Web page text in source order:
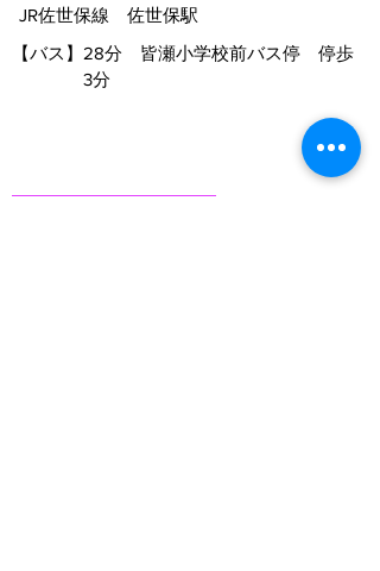
JR佐世保線 佐世保駅
【バス】 28分 皆瀬小学校前バス停 停歩
3分